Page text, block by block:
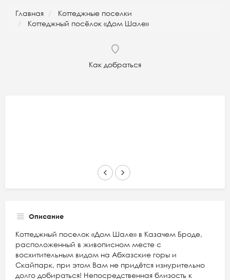
Главная
Коттеджные поселки
Коттеджный посёлок «Дом Шале»
Как добраться
keyboard_arrow_left keyboard_arrow_right
Описание
Коттеджный поселок «Дом Шале» в Казачем Броде,
расположенный в живописном месте с
восхитительным видом на Абхазские горы и
Скайпарк, при этом Вам не придётся изнурительно
долго добираться! Непосредственная близость к